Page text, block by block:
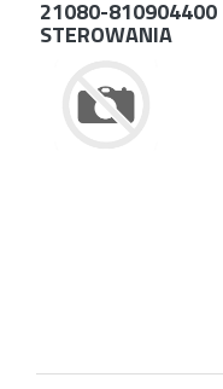
21080-810904400
STEROWANIA